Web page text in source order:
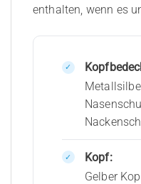
enthalten, wenn es
Kopf:
Gelber